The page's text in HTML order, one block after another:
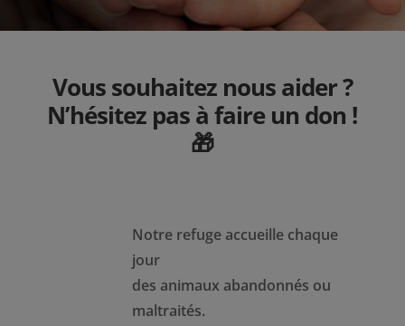
Vous souhaitez nous aider ?
N’hésitez pas à faire un don !
🎁
Notre refuge accueille chaque
jour
des animaux abandonnés ou
maltraités.